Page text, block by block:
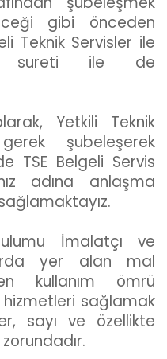
gibi önceden
Teknik Servisler ile
sureti ile de
Yetkili Teknik
gerek şubeleşerek
TSE Belgeli Servis
adına anlaşma
İmalatçı ve
yer alan mal
kullanım ömrü
hizmetleri sağlamak
sayı ve özellikte